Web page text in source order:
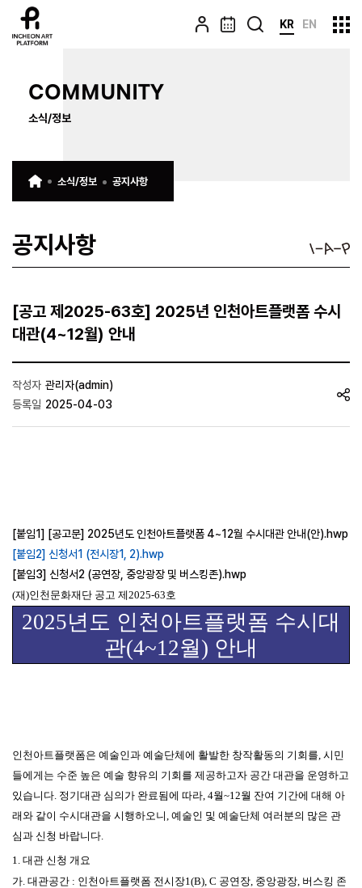
KR EN
COMMUNITY
소식/정보
소식/정보 공지사항
공지사항
[공고 제2025-63호] 2025년 인천아트플랫폼 수시
대관(4~12월) 안내
작성자 관리자(admin)
등록일 2025-04-03
[붙임1] [공고문] 2025년도 인천아트플랫폼 4~12월 수시대관 안내(안).hwp
[붙임2] 신청서1 (전시장1, 2).hwp
[붙임3] 신청서2 (공연장, 중앙광장 및 버스킹존).hwp
(재)인천문화재단 공고 제2025-63호
2025년도 인천아트플랫폼 수시대
관(4~12월) 안내
인천아트플랫폼은 예술인과 예술단체에 활발한 창작활동의 기회를, 시민
들에게는 수준 높은 예술 향유의 기회를 제공하고자 공간 대관을 운영하고
있습니다. 정기대관 심의가 완료됨에 따라, 4월~12월 잔여 기간에 대해 아
래와 같이 수시대관을 시행하오니, 예술인 및 예술단체 여러분의 많은 관
심과 신청 바랍니다.
1. 대관 신청 개요
가. 대관공간 : 인천아트플랫폼 전시장1(B), C 공연장, 중앙광장, 버스킹 존